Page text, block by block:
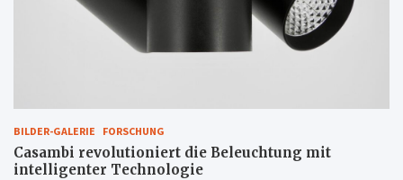
BILDER-GALERIE FORSCHUNG
Casambi revolutioniert die Beleuchtung mit
intelligenter Technologie